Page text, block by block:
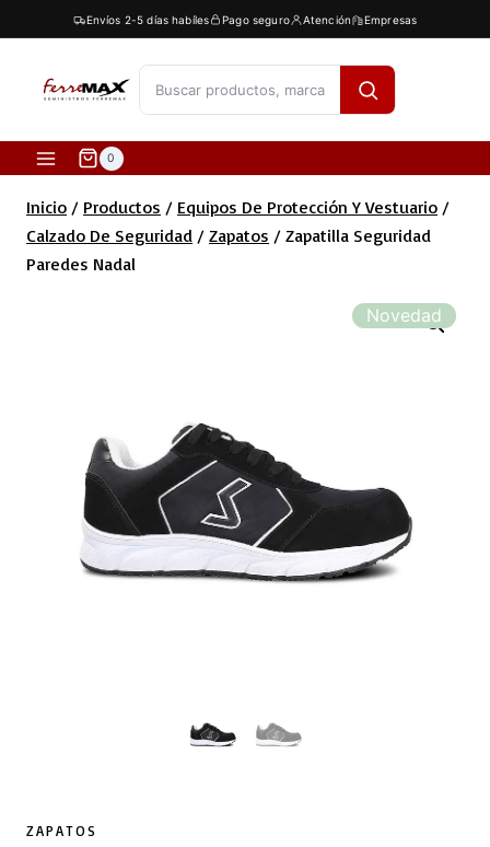
al
contenido
Envíos 2-5 días habíles Pago seguro Atención Empresas
0
Inicio / Productos / Equipos De Protección Y Vestuario /
Calzado De Seguridad / Zapatos / Zapatilla Seguridad
Paredes Nadal
Novedad
ZAPATOS